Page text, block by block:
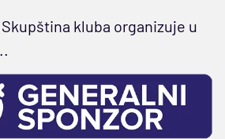
kluba organizuje u